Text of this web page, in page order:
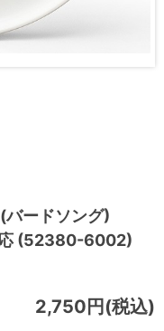
バードソング)
応 (52380-6002)
2,750円(税込)